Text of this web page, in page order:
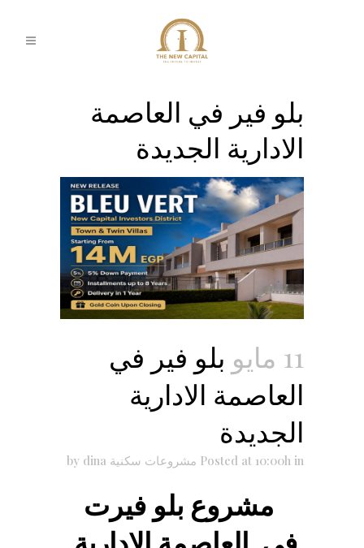
بلو فير في العاصمة
الادارية الجديدة
11 مايو
بلو فير في
العاصمة الادارية
الجديدة
Posted at 10:00h in مشروعات سكنية by dina
مشروع بلو فيرت